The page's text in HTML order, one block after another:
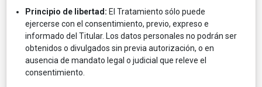
Principio de libertad: El Tratamiento sólo puede
ejercerse con el consentimiento, previo, expreso e
informado del Titular. Los datos personales no podrán ser
obtenidos o divulgados sin previa autorización, o en
ausencia de mandato legal o judicial que releve el
consentimiento.